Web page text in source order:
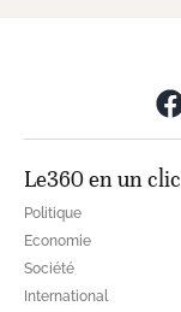
Le360 en un clic
Politique
Economie
Société
International